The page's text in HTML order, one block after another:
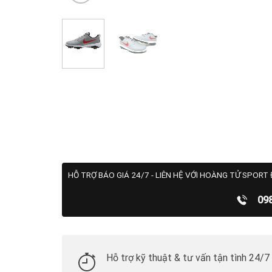
HỖ TRỢ BÁO GIÁ 24/7 - LIÊN HỆ VỚI HOÀNG TỬ
Hỗ trợ kỹ thuật & tư vấn tận tình 24/7